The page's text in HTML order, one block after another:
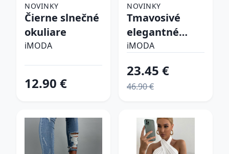
NOVINKY
Čierne slnečné
okuliare
iMODA
12.90 €
NOVINKY
Tmavosivé
elegantné
nohavice
iMODA
23.45 €
46.90 €